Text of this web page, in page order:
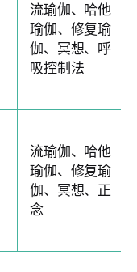
流瑜伽、哈他
瑜伽、修复瑜
伽、冥想、呼
吸控制法
流瑜伽、哈他
瑜伽、修复瑜
伽、冥想、正
念